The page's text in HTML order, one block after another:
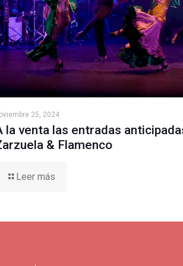
25, 2024
la venta las entradas
& Flamenco
Leer más